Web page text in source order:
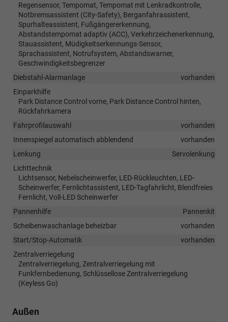
Regensensor, Tempomat, Tempomat mit Lenkradkontrolle,
Notbremsassistent (City-Safety), Berganfahrassistent,
Spurhalteassistent, Fußgängererkennung,
Abstandstempomat adaptiv (ACC), Verkehrzeichenerkennung,
Stauassistent, Müdigkeitserkennungs-Sensor,
Sprachassistent, Notrufsystem, Abstandswarner,
Geschwindigkeitsbegrenzer
Diebstahl-Alarmanlage
vorhanden
Einparkhilfe
Park Distance Control vorne, Park Distance Control hinten,
Rückfahrkamera
Fahrprofilauswahl
vorhanden
Innenspiegel automatisch abblendend
vorhanden
Lenkung
Servolenkung
Lichttechnik
Lichtsensor, Nebelscheinwerfer, LED-Rückleuchten, LED-
Scheinwerfer, Fernlichtassistent, LED-Tagfahrlicht, Blendfreies
Fernlicht, Voll-LED Scheinwerfer
Pannenhilfe
Pannenkit
Scheibenwaschanlage beheizbar
vorhanden
Start/Stop-Automatik
vorhanden
Zentralverriegelung
Zentralverriegelung, Zentralverriegelung mit
Funkfernbedienung, Schlüssellose Zentralverriegelung
(Keyless Go)
Außen